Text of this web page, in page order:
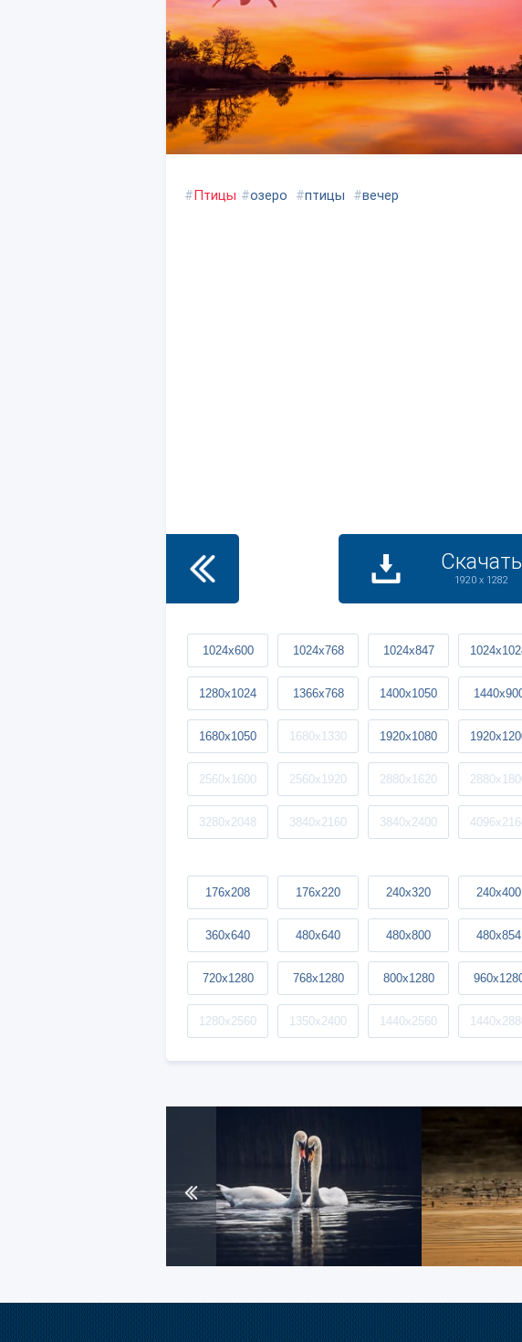
#Птицы #озеро #птицы #вечер
Скачать
1920 x 1282
1024x600 1024x768 1024x847
1280x1024 1366x768 1400x1050
1680x1050 1680x1330 1920x1080
2560x1600 2560x1920 2880x1620
3280x2048 3840x2160 3840x2400
176x208 176x220 240x320 240x400
360x640 480x640 480x800 480x854
720x1280 768x1280 800x1280
1280x2560 1350x2400 1440x2560